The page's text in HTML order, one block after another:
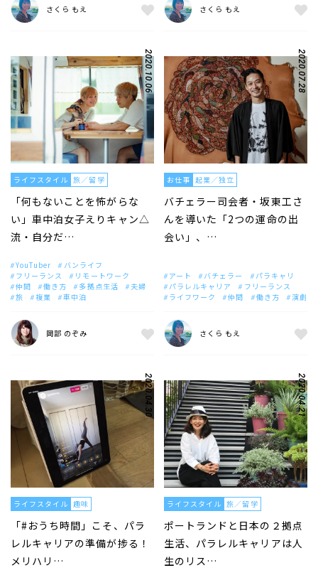
さくら もえ さくら もえ
2020.10.06
ライフスタイル 旅／留学
「何もないことを怖がらな
い」車中泊女子えりキャン△
流・自分だ…
YouTuber
バンライフ
フリーランス
リモートワーク
仲間
働き方 多拠点生活
夫婦
旅
複業 車中泊
岡部 のぞみ
2020.07.28
お仕事 起業／独立
バチェラー司会者・坂東工さ
んを導いた「2つの運命の出
会い」、…
アート バチェラー
パラキャリ
パラレルキャリア
フリーランス
ライフワーク
仲間 働き方 演劇
さくら もえ
2020.04.30
ライフスタイル 趣味
「#おうち時間」こそ、パラ
レルキャリアの準備が捗る！
メリハリ…
2020.04.21
ライフスタイル 旅／留学
ポートランドと日本の２拠点
生活、パラレルキャリアは人
生のリス…